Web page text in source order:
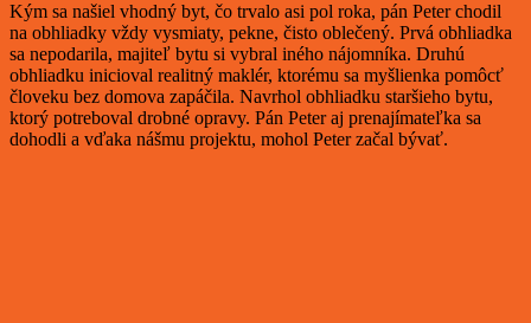
Kým sa našiel vhodný byt, čo trvalo asi pol roka, pán Peter chodil
na obhliadky vždy vysmiaty, pekne, čisto oblečený. Prvá obhliadka
sa nepodarila, majiteľ bytu si vybral iného nájomníka. Druhú
obhliadku inicioval realitný maklér, ktorému sa myšlienka pomôcť
človeku bez domova zapáčila. Navrhol obhliadku staršieho bytu,
ktorý potreboval drobné opravy. Pán Peter aj prenajímateľka sa
dohodli a vďaka nášmu projektu, mohol Peter začal bývať.